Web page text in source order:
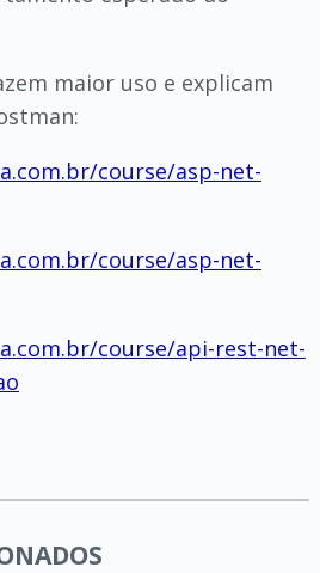
maior uso e explicam
course/asp-net-
course/asp-net-
course/api-rest-net-